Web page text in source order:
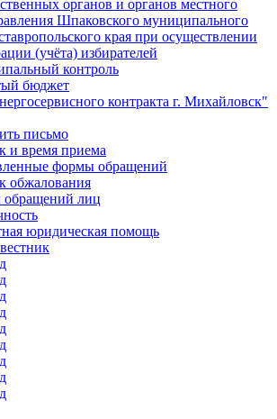
органов и органов местного
Шпаковского муниципального
края при осуществлении
(учёта) избирателей
контроль
бюджет
контракта г. Михайловск"
письмо
и время приема
формы обращений
обжалования
лиц
юридическая помощь